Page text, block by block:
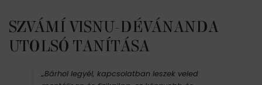
SZVÁMÍ VISNU-DÉVÁNANDA
UTOLSÓ TANÍTÁSA
„Bárhol legyél, kapcsolatban leszek veled